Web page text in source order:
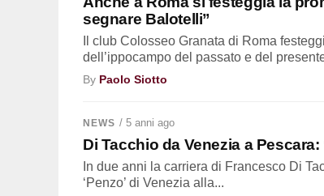
segnare Balotelli”
Il club Colosseo Granata di Roma
dell’ippocampo del passato e del
By Paolo Siotto
NEWS / 5 anni ago
Di Tacchio da Venezia a
In due anni la carriera di Francesco Di
‘Penzo’ di Venezia alla...